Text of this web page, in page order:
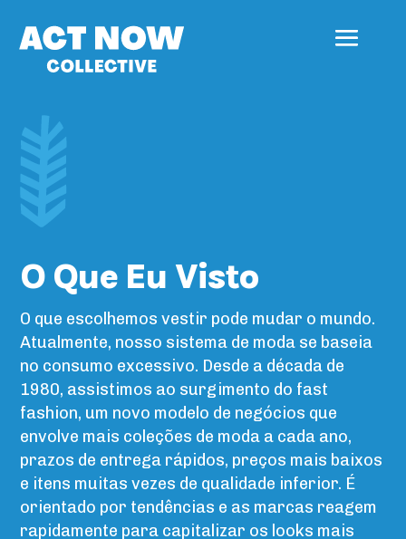
O Que Eu Visto
O que escolhemos vestir pode mudar o mundo.
Atualmente, nosso sistema de moda se baseia
no consumo excessivo. Desde a década de
1980, assistimos ao surgimento do fast
fashion, um novo modelo de negócios que
envolve mais coleções de moda a cada ano,
prazos de entrega rápidos, preços mais baixos
e itens muitas vezes de qualidade inferior. É
orientado por tendências e as marcas reagem
rapidamente para capitalizar os looks mais